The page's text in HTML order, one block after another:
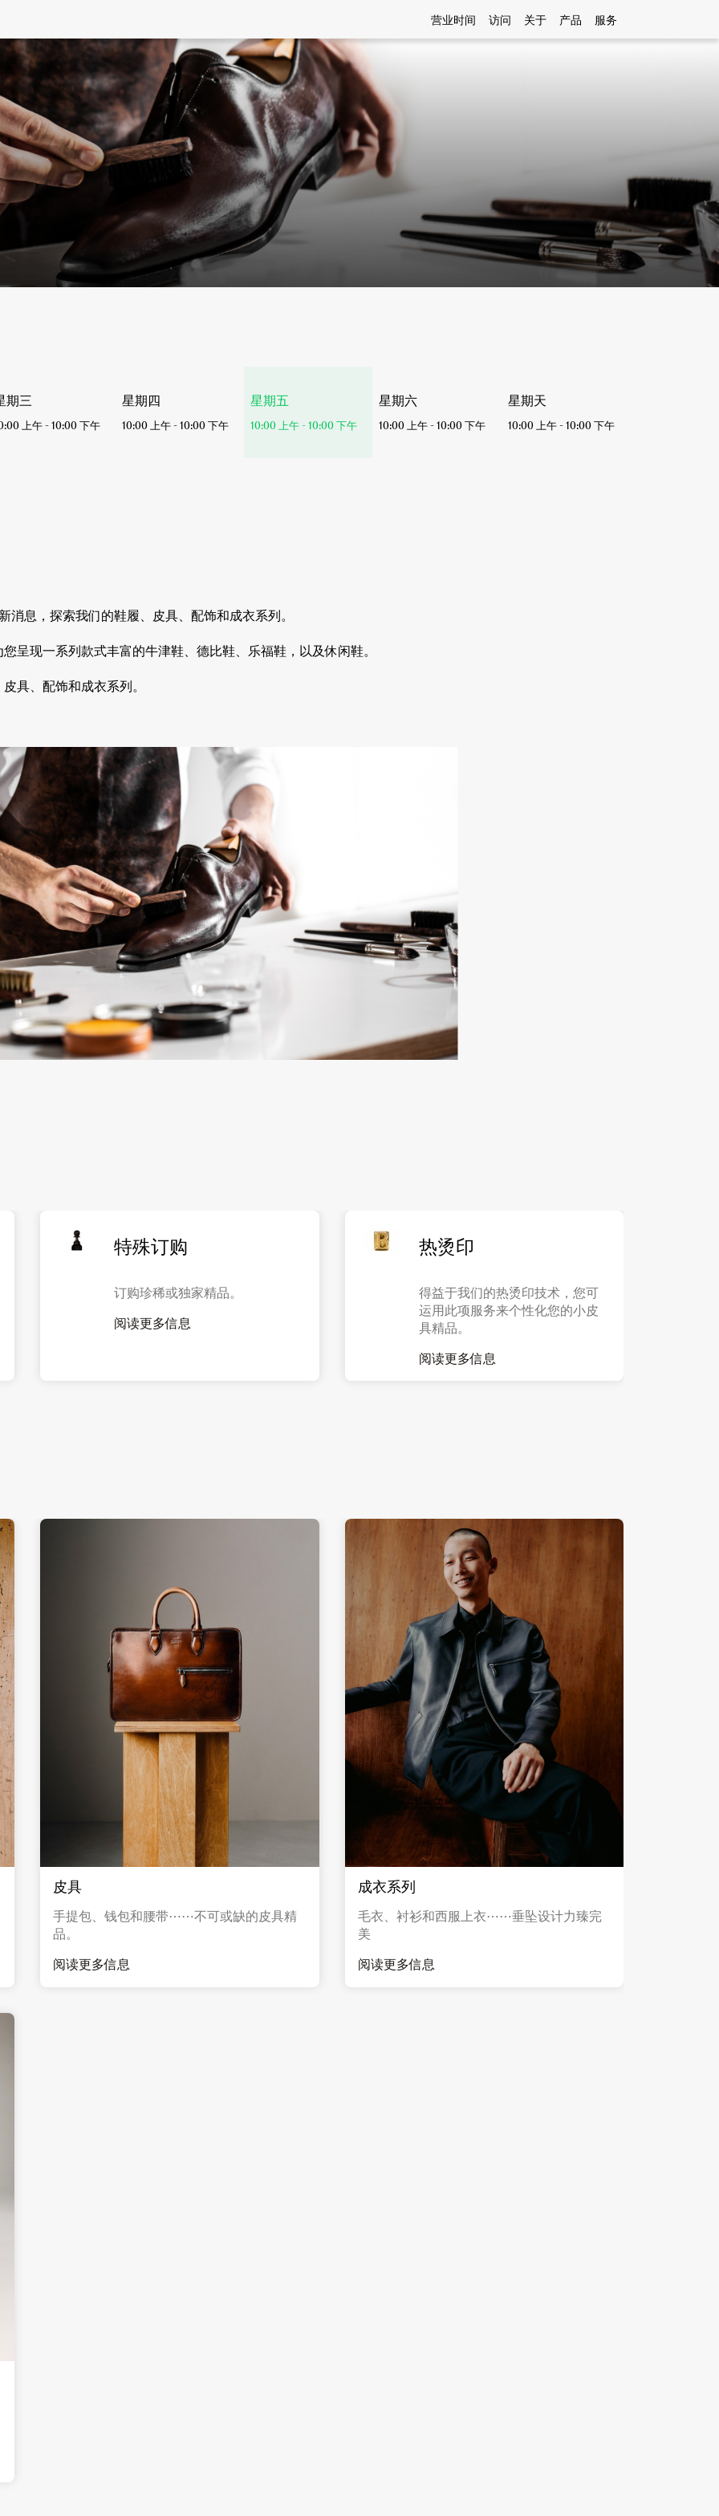
营业时间 访问 关于 产品 服务
期三
上午 -10:00 下午
星期四
10:00 上午-10:00 下午
今
天
星期五
10:00 上午-10:00 下午
星期六
10:00 上午 -10:00 下午
星期天
10:00 上午 -10:00 下午
息，探索我们的鞋履、皮具、配饰和成衣系列。
呈现一系列款式丰富的牛津鞋、德比鞋、乐福鞋，以及休闲鞋。
具、配饰和成衣系列。
特殊订购
订购珍稀或独家精品。
阅读更多信息
热烫印
得益于我们的热烫印技术，您可
运用此项服务来个性化您的小皮
具精品。
阅读更多信息
皮具
手提包、钱包和腰带⋯⋯不可或缺的皮具精
品。
阅读更多信息
成衣系列
毛衣、衬衫和西服上衣⋯⋯垂坠设计力臻完
美
阅读更多信息